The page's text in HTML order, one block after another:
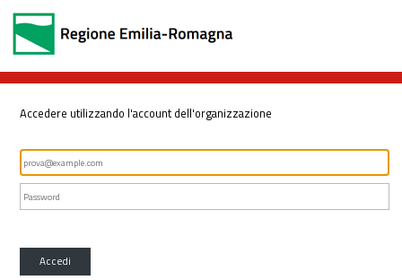
Accedere utilizzando l'account dell'organizzazione
Accedi